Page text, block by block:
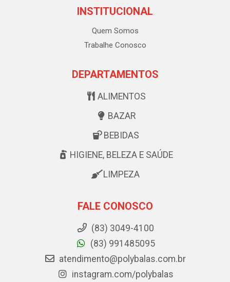
INSTITUCIONAL
Quem Somos
Trabalhe Conosco
DEPARTAMENTOS
ALIMENTOS
BAZAR
BEBIDAS
HIGIENE, BELEZA E SAÚDE
LIMPEZA
FALE CONOSCO
(83) 3049-4100
(83) 991485095
atendimento@polybalas.com.br
instagram.com/polybalas